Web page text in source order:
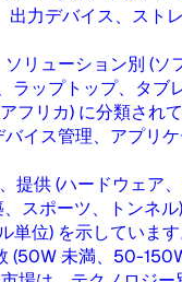
力デバイス、ス
リューション別 (
ップトップ、タ
リカ) に分類さ
イス管理、アプリ
提供 (ハードウェ
スポーツ、トンネ
単位) を示しています
(50W 未満、50-